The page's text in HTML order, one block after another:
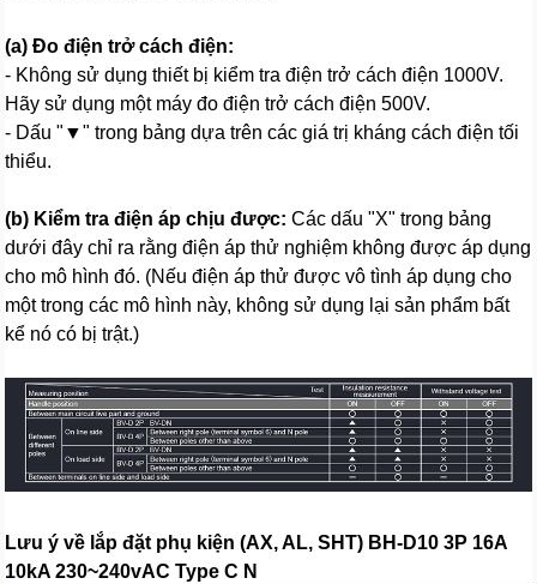
(a) Đo điện trở cách điện:
- Không sử dụng thiết bị kiểm tra điện trở cách điện 1000V.
Hãy sử dụng một máy đo điện trở cách điện 500V.
- Dấu "▼" trong bảng dựa trên các giá trị kháng cách điện tối
thiểu.
(b) Kiểm tra điện áp chịu được: Các dấu "X" trong bảng
dưới đây chỉ ra rằng điện áp thử nghiệm không được áp dụng
cho mô hình đó. (Nếu điện áp thử được vô tình áp dụng cho
một trong các mô hình này, không sử dụng lại sản phẩm bất
kể nó có bị trật.)
Lưu ý về lắp đặt phụ kiện (AX, AL, SHT) BH-D10 3P 16A
10kA 230~240vAC Type C N